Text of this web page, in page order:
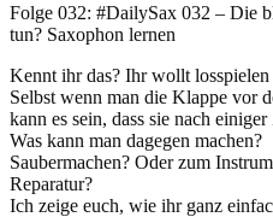
Folge 032: #DailySax 032 – Die
tun? Saxophon lernen
Kennt ihr das? Ihr wollt
Selbst wenn man die Klappe vor
kann es sein, dass sie nach
Was kann man dagegen machen?
Saubermachen? Oder zum
Reparatur?
Ich zeige euch, wie ihr ganz